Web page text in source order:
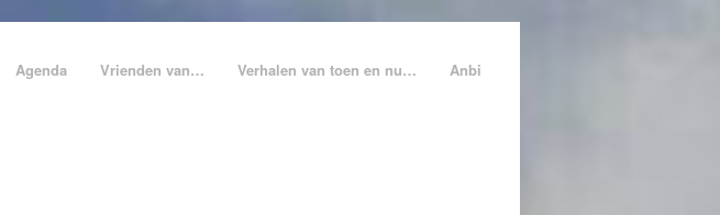
Agenda Vrienden van… Verhalen van toen en nu… Anbi